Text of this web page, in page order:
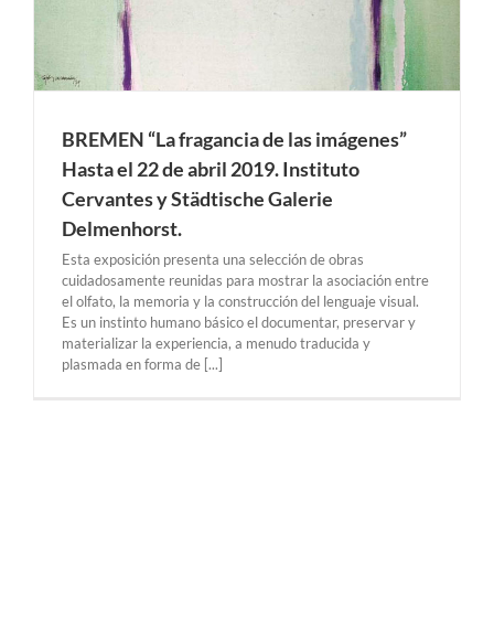
BREMEN “La fragancia de las imágenes”
Hasta el 22 de abril 2019. Instituto
Cervantes y Städtische Galerie
Delmenhorst.
Esta exposición presenta una selección de obras
cuidadosamente reunidas para mostrar la asociación entre
el olfato, la memoria y la construcción del lenguaje visual.
Es un instinto humano básico el documentar, preservar y
materializar la experiencia, a menudo traducida y
plasmada en forma de [...]